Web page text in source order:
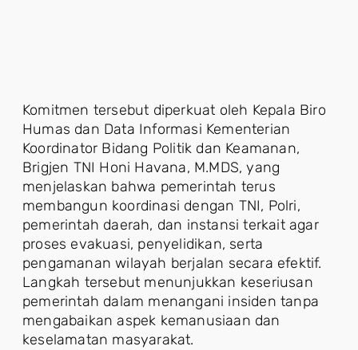
Komitmen tersebut diperkuat oleh Kepala Biro
Humas dan Data Informasi Kementerian
Koordinator Bidang Politik dan Keamanan,
Brigjen TNI Honi Havana, M.MDS, yang
menjelaskan bahwa pemerintah terus
membangun koordinasi dengan TNI, Polri,
pemerintah daerah, dan instansi terkait agar
proses evakuasi, penyelidikan, serta
pengamanan wilayah berjalan secara efektif.
Langkah tersebut menunjukkan keseriusan
pemerintah dalam menangani insiden tanpa
mengabaikan aspek kemanusiaan dan
keselamatan masyarakat.